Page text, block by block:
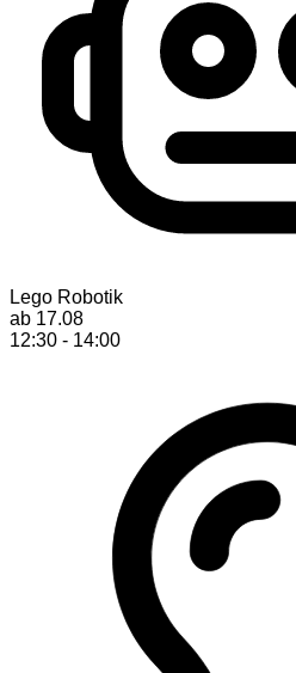
Lego Robotik
ab 17.08
12:30 - 14:00